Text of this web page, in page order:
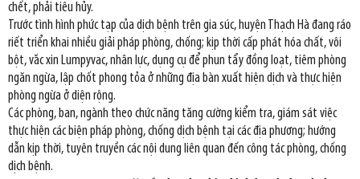
chết, phải tiêu hủy.
Trước tình hình phức tạp của dịch bệnh trên gia súc, huyện Thạch Hà đang ráo
riết triển khai nhiều giải pháp phòng, chống; kịp thời cấp phát hóa chất, vôi
bột, vắc xin Lumpyvac, nhân lực, dụng cụ để phun tẩy đồng loạt, tiêm phòng
ngăn ngừa, lập chốt phong tỏa ở những địa bàn xuất hiện dịch và thực hiện
phòng ngừa ở diện rộng.
Các phòng, ban, ngành theo chức năng tăng cường kiểm tra, giám sát việc
thực hiện các biện pháp phòng, chống dịch bệnh tại các địa phương; hướng
dẫn kịp thời, tuyên truyền các nội dung liên quan đến công tác phòng, chống
dịch bệnh.